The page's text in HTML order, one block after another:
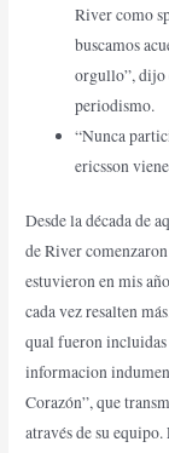
River como
buscamos
orgullo”, dijo
periodismo.
“Nunca
ericsson
Desde la década de
de River
estuvieron en mis
cada vez resalten
qual fueron incluidas
informacion
Corazón”, que
através de su